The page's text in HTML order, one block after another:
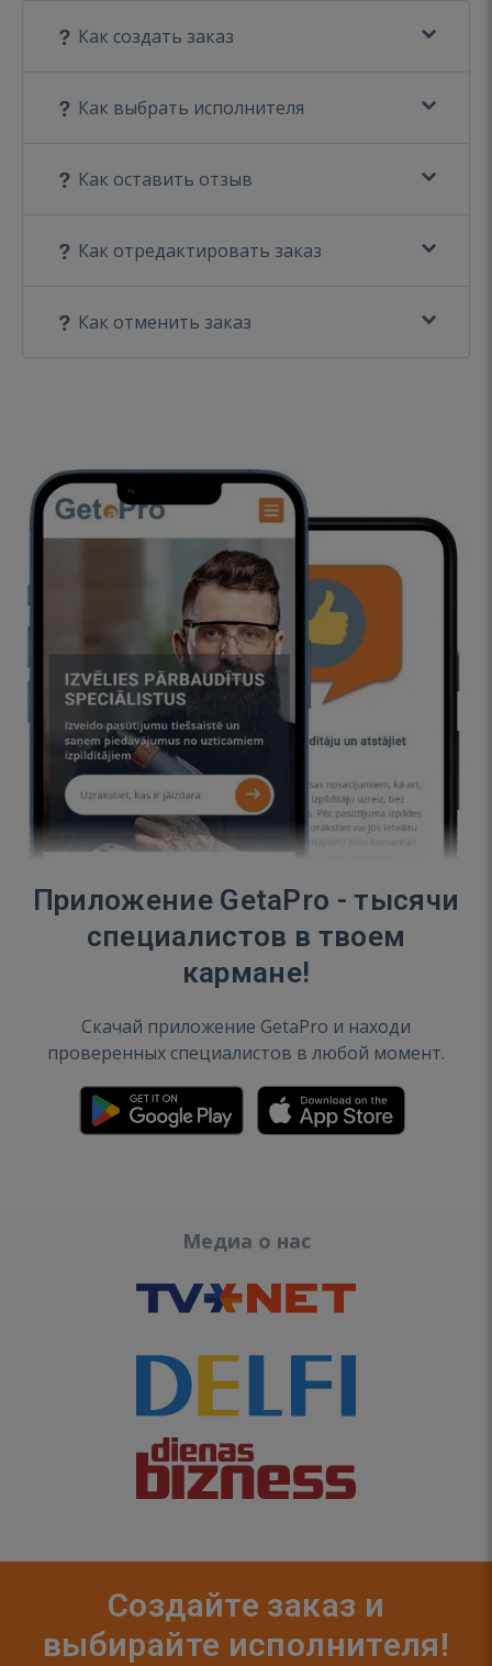
Как создать заказ
Как выбрать исполнителя
Как оставить отзыв
Как отредактировать заказ
Как отменить заказ
Приложение GetaPro - тысячи
специалистов в твоем
кармане!
Скачай приложение GetaPro и находи
проверенных специалистов в любой момент.
Медиа о нас
Создайте заказ и
выбирайте исполнителя!